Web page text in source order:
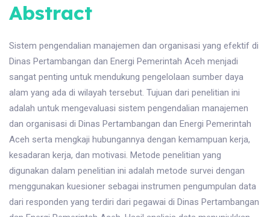
Abstract
Sistem pengendalian manajemen dan organisasi yang efektif di
Dinas Pertambangan dan Energi Pemerintah Aceh menjadi
sangat penting untuk mendukung pengelolaan sumber daya
alam yang ada di wilayah tersebut. Tujuan dari penelitian ini
adalah untuk mengevaluasi sistem pengendalian manajemen
dan organisasi di Dinas Pertambangan dan Energi Pemerintah
Aceh serta mengkaji hubungannya dengan kemampuan kerja,
kesadaran kerja, dan motivasi. Metode penelitian yang
digunakan dalam penelitian ini adalah metode survei dengan
menggunakan kuesioner sebagai instrumen pengumpulan data
dari responden yang terdiri dari pegawai di Dinas Pertambangan